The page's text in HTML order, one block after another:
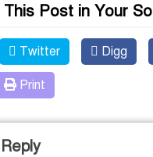
Post in Your
Twitter Digg
Print